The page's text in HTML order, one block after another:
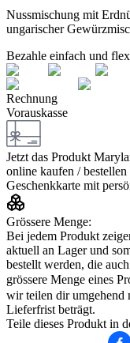
Nussmischung mit
ungarischer
Bezahle einfach und
Rechnung
Vorauskasse
Jetzt das Produkt
online kaufen /
Geschenkkarte mit
Grössere Menge:
Bei jedem Produkt
aktuell an Lager und
bestellt werden, die
grössere Menge eines
wir teilen dir umgehend
Lieferfrist beträgt.
Teile dieses Produkt in